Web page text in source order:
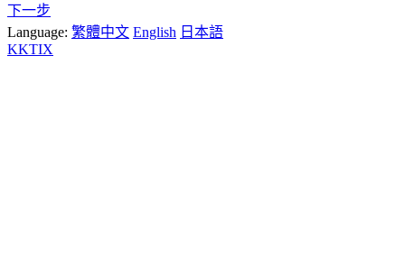
下一步
Language: 繁體中文 English 日本語
KKTIX